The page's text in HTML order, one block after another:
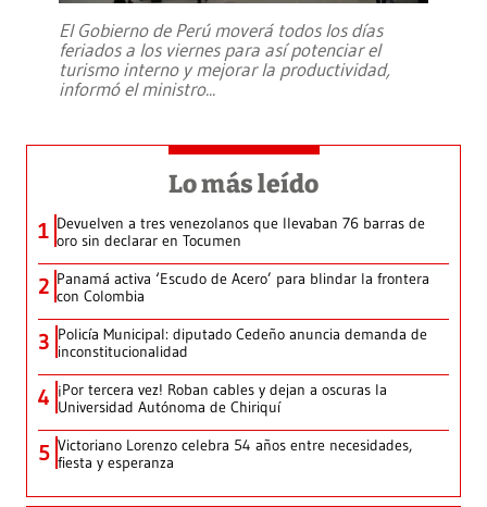
El Gobierno de Perú moverá todos los días
feriados a los viernes para así potenciar el
turismo interno y mejorar la productividad,
informó el ministro...
Lo más leído
1 Devuelven a tres venezolanos que llevaban 76 barras de
oro sin declarar en Tocumen
2 Panamá activa ‘Escudo de Acero’ para blindar la frontera
con Colombia
3 Policía Municipal: diputado Cedeño anuncia demanda de
inconstitucionalidad
4 ¡Por tercera vez! Roban cables y dejan a oscuras la
Universidad Autónoma de Chiriquí
5 Victoriano Lorenzo celebra 54 años entre necesidades,
fiesta y esperanza